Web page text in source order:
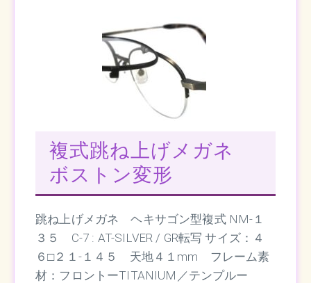
複式跳ね上げメガネ
ボストン変形
跳ね上げメガネ ヘキサゴン型複式 NM-１
３５ C-7 : AT-SILVER / GR転写 サイズ：４
６□２１-１４５ 天地４１mm フレーム素
材：フロントーTITANIUM／テンプルー